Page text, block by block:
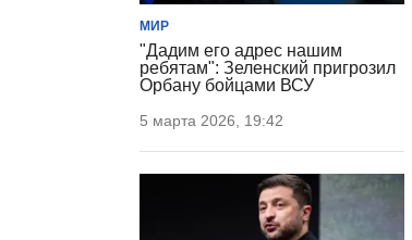
МИР
"Дадим его адрес нашим
ребятам": Зеленский пригрозил
Орбану бойцами ВСУ
5 марта 2026, 19:42